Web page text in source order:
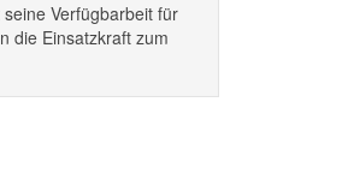
Verfügbarbeit für
die Einsatzkraft zum